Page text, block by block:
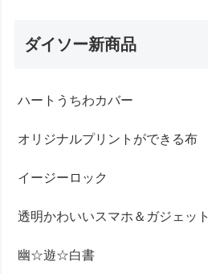
ダイソー新商品
ハートうちわカバー
オリジナルプリントができる布
イージーロック
透明かわいいスマホ＆ガジェット
幽☆遊☆白書